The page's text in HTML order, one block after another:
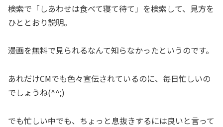
検索で「しあわせは食べて寝て待て」を検索して、見方を
ひととおり説明。
漫画を無料で見られるなんて知らなかったというのです。
あれだけCMでも色々宣伝されているのに、毎日忙しいの
でしょうね(^^;)
でも忙しい中でも、ちょっと息抜きするには良いと言って